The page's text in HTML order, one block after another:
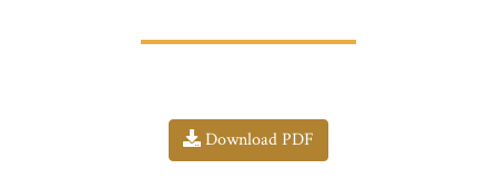
Download PDF